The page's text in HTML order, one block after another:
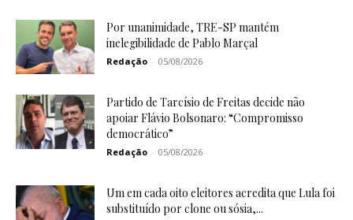
Por unanimidade, TRE-SP mantém
inelegibilidade de Pablo Marçal
Redação - 05/08/2026
Partido de Tarcísio de Freitas decide não
apoiar Flávio Bolsonaro: “Compromisso
democrático”
Redação - 05/08/2026
Um em cada oito eleitores acredita que Lula foi
substituído por clone ou sósia,...